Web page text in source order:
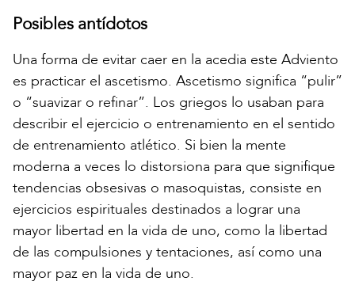
Posibles antídotos
Una forma de evitar caer en la acedia este Adviento
es practicar el ascetismo. Ascetismo significa “pulir”
o “suavizar o refinar”. Los griegos lo usaban para
describir el ejercicio o entrenamiento en el sentido
de entrenamiento atlético. Si bien la mente
moderna a veces lo distorsiona para que signifique
tendencias obsesivas o masoquistas, consiste en
ejercicios espirituales destinados a lograr una
mayor libertad en la vida de uno, como la libertad
de las compulsiones y tentaciones, así como una
mayor paz en la vida de uno.